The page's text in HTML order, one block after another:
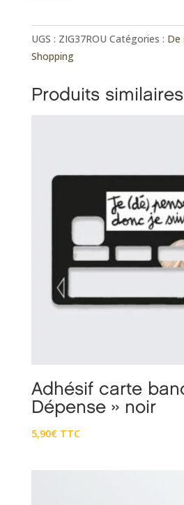
bouteille
isotherme
UGS : ZIG37ROU Catégories : De
Shopping
Produits similaires
Adhésif carte
Dépense » noir
5,90€ TTC